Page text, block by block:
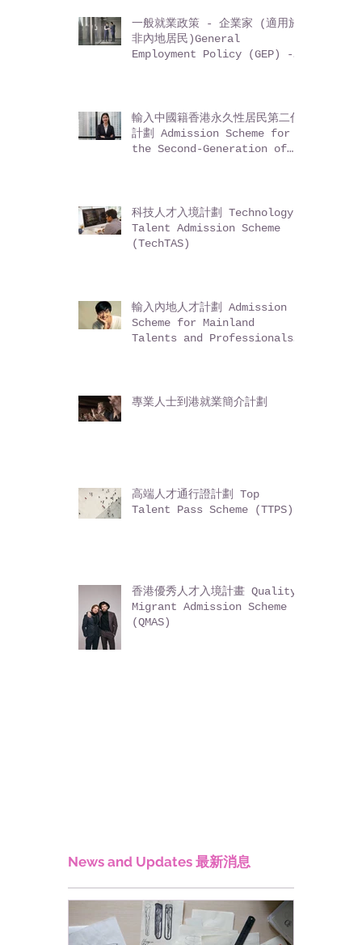
一般就業政策 - 企業家 (適用於
非內地居民)General
Employment Policy (GEP) -
輸入中國籍香港永久性居民第二代
計劃 Admission Scheme for
the Second-Generation of
科技人才入境計劃 Technology
Talent Admission Scheme
(TechTAS)
輸入內地人才計劃 Admission
Scheme for Mainland
Talents and Professionals
專業人士到港就業簡介計劃
高端人才通行證計劃 Top
Talent Pass Scheme (TTPS)
香港優秀人才入境計畫 Quality
Migrant Admission Scheme
(QMAS)
News and Updates 最新消息